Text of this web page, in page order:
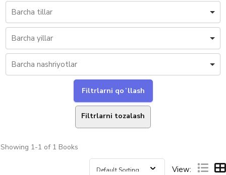
Filtrlarni tozalash
Showing 1-1 of 1 Books
View: